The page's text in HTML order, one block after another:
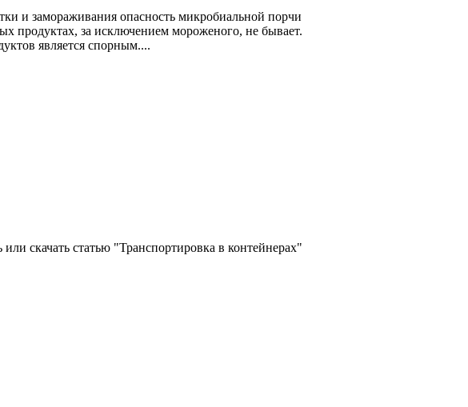
и замораживания опасность микробиальной порчи
продуктах, за исключением мороженого, не бывает.
является спорным....
скачать статью "Транспортировка в контейнерах"